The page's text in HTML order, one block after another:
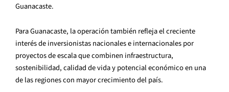
Guanacaste.
Para Guanacaste, la operación también refleja el creciente
interés de inversionistas nacionales e internacionales por
proyectos de escala que combinen infraestructura,
sostenibilidad, calidad de vida y potencial económico en una
de las regiones con mayor crecimiento del país.